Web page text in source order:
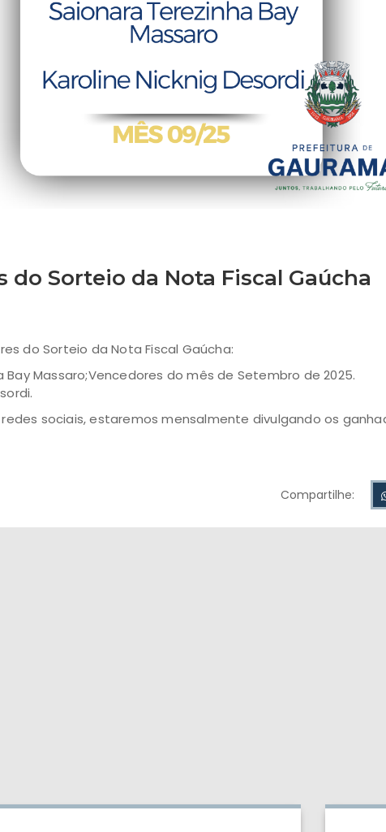
do Sorteio da Nota Fiscal Gaúcha
do Sorteio da Nota Fiscal Gaúcha:
Bay Massaro;Vencedores do mês de Setembro de 2025.
sociais, estaremos mensalmente divulgando os
Compartilhe: